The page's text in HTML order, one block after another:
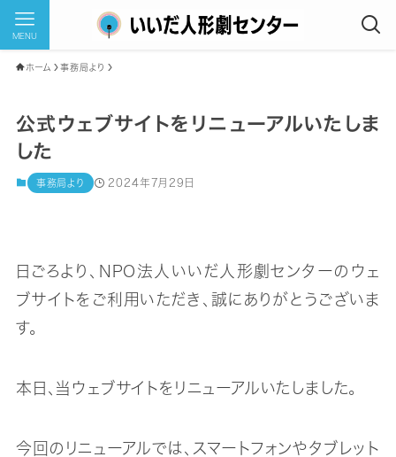
MENU
ホーム 事務局より
公式ウェブサイトをリニューアルいたしま
した
事務局より 2024年7月29日
日ごろより、NPO法人いいだ人形劇センターのウェ
ブサイトをご利用いただき、誠にありがとうございま
す。
本日、当ウェブサイトをリニューアルいたしました。
今回のリニューアルでは、スマートフォンやタブレット